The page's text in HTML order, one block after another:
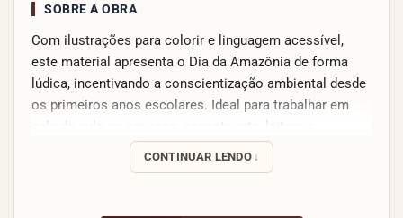
SOBRE A OBRA
Com ilustrações para colorir e linguagem acessível,
este material apresenta o Dia da Amazônia de forma
lúdica, incentivando a conscientização ambiental desde
os primeiros anos escolares. Ideal para trabalhar em
sala de aula ou em casa, conecta arte, leitura e
preservação da floresta.
CONTINUAR LENDO